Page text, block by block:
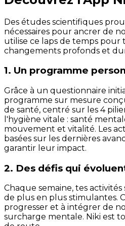
Des études scientifiques
nécessaires pour ancrer de
utilise ce laps de temps pour
changements profonds et
1. Un programme
Grâce à un questionnaire
programme sur mesure
de santé, centré sur les 4
l'hygiène vitale : santé
mouvement et vitalité. Les
basées sur les dernières
garantir leur impact.
2. Des défis qui
Chaque semaine, tes
de plus en plus stimulantes.
progresser et à intégrer de
surcharge mentale. Niki est